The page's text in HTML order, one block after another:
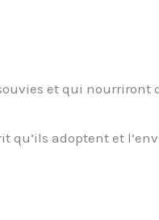
et qui nourriront
qu’ils adoptent et